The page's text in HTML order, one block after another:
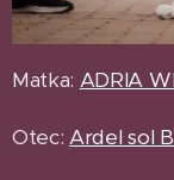
Matka: ADRIA
Otec: Ardel sol